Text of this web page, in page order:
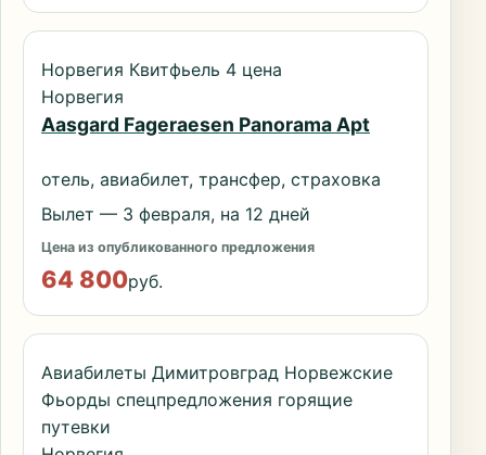
Норвегия Квитфьель 4 цена
Норвегия
Aasgard Fageraesen Panorama Apt
отель, авиабилет, трансфер, страховка
Вылет — 3 февраля, на 12 дней
Цена из опубликованного предложения
64 800руб.
Авиабилеты Димитровград Норвежские
Фьорды спецпредложения горящие
путевки